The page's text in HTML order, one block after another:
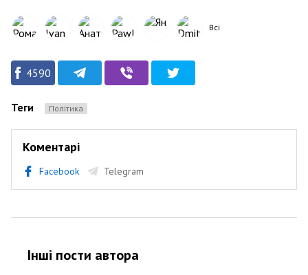
Всі
4590
Теги Політика
Коментарі
Facebook Telegram
Інші пости автора